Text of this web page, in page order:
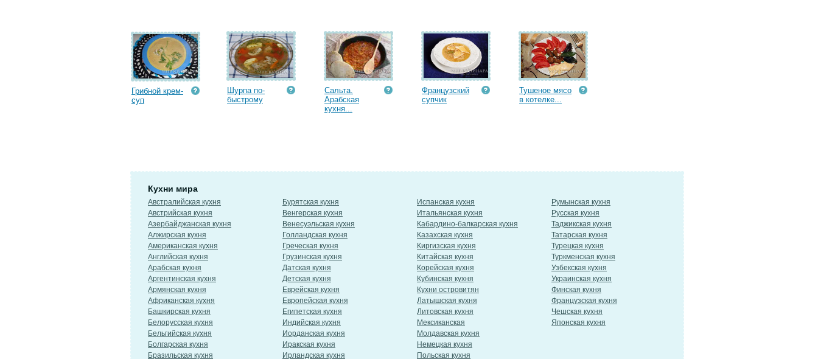
Грибной крем-
суп
Шурпа по-
быстрому
Сальта.
Арабская
кухня...
Французский
супчик
Тушеное мясо
в котелке...
Кухни мира
Австралийская кухня
Австрийская кухня
Азербайджанская кухня
Алжирская кухня
Американская кухня
Английская кухня
Арабская кухня
Аргентинская кухня
Армянская кухня
Африканская кухня
Башкирская кухня
Белорусская кухня
Бельгийская кухня
Болгарская кухня
Бразильская кухня
Бурятская кухня
Венгерская кухня
Венесуэльская кухня
Голландская кухня
Греческая кухня
Грузинская кухня
Датская кухня
Детская кухня
Еврейская кухня
Европейская кухня
Египетская кухня
Индийская кухня
Иорданская кухня
Иракская кухня
Ирландская кухня
Испанская кухня
Итальянская кухня
Кабардино-балкарская кухня
Казахская кухня
Киргизская кухня
Китайская кухня
Корейская кухня
Кубинская кухня
Кухни островитян
Латышская кухня
Литовская кухня
Мексиканская
Молдавская кухня
Немецкая кухня
Польская кухня
Румынская кухня
Русская кухня
Таджикская кухня
Татарская кухня
Турецкая кухня
Туркменская кухня
Узбекская кухня
Украинская кухня
Финская кухня
Французская кухня
Чешская кухня
Японская кухня